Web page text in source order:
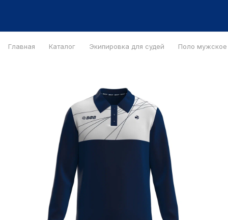
Главная Каталог Экипировка для судей Поло